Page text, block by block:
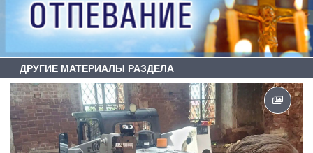
ДРУГИЕ МАТЕРИАЛЫ РАЗДЕЛА